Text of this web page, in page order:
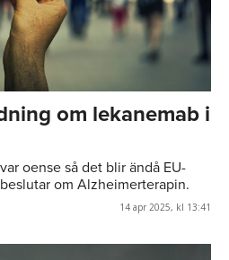
om lekanemab i
oense så det blir ändå EU-
om Alzheimerterapin.
14 apr 2025, kl 13:41